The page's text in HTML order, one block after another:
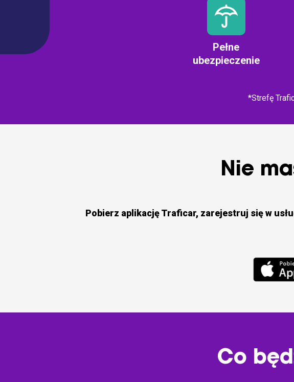
Pełne
ubezpieczenie
*Strefę
Nie
Pobierz aplikację Traficar, zarejestruj się w
Co